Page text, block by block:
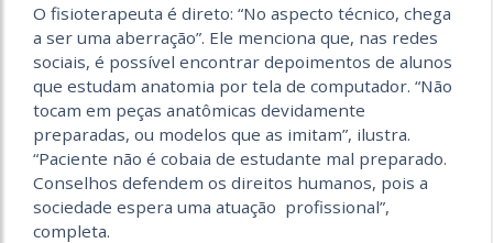
O fisioterapeuta é direto: “No aspecto técnico, chega
a ser uma aberração”. Ele menciona que, nas redes
sociais, é possível encontrar depoimentos de alunos
que estudam anatomia por tela de computador. “Não
tocam em peças anatômicas devidamente
preparadas, ou modelos que as imitam”, ilustra.
“Paciente não é cobaia de estudante mal preparado.
Conselhos defendem os direitos humanos, pois a
sociedade espera uma atuação profissional”,
completa.